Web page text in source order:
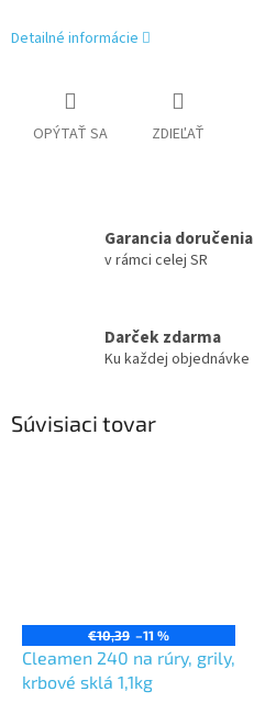
Detailné informácie
OPÝTAŤ SA ZDIEĽAŤ
Garancia doručenia
v rámci celej SR
Darček zdarma
Ku každej objednávke
Súvisiaci tovar
€10,39 –11 %
Cleamen 240 na rúry, grily,
krbové sklá 1,1kg